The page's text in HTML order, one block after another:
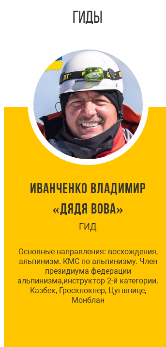
ГИДЫ
ИВАНЧЕНКО ВЛАДИМИР
«ДЯДЯ ВОВА»
ГИД
Основные направления: восхождения,
альпинизм. КМС по альпинизму. Член
президиума федерации
альпинизма,инструктор 2-й категории.
Казбек, Гросклокнер, Цугшпице,
Монблан